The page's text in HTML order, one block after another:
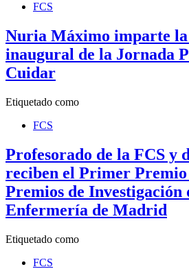
FCS
Nuria Máximo imparte la
inaugural de la Jornada
Cuidar
Etiquetado como
FCS
Profesorado de la FCS y
reciben el Primer Premio
Premios de Investigación
Enfermería de Madrid
Etiquetado como
FCS